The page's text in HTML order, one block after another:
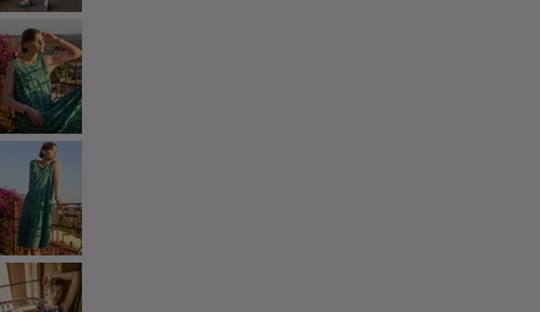
Shoppa stilen
Klassisk och allmoge inredning